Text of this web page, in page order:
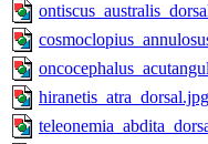
hiranetis_atra_dorsal.jpg